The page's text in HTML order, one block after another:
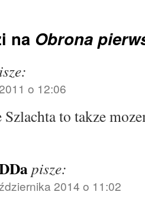
na Obrona
o 12:06
to takze
pisze:
2014 o 11:02